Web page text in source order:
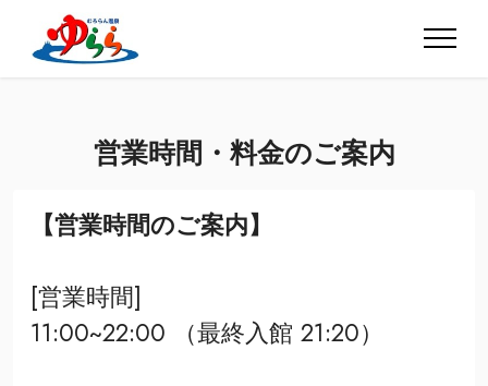
営業時間・料金のご案内
【営業時間のご案内】
[営業時間]
11:00~22:00 （最終入館 21:20）